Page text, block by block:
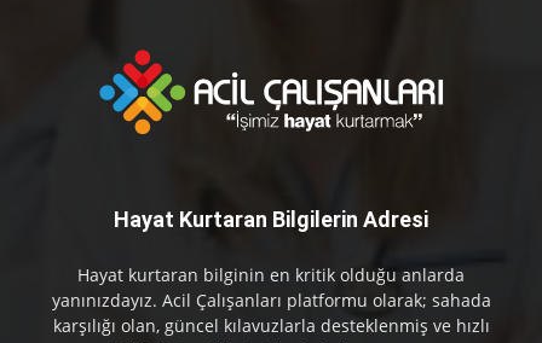
Hayat Kurtaran Bilgilerin Adresi
Hayat kurtaran bilginin en kritik olduğu anlarda
yanınızdayız. Acil Çalışanları platformu olarak; sahada
karşılığı olan, güncel kılavuzlarla desteklenmiş ve hızlı